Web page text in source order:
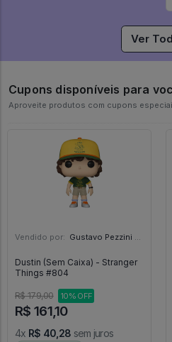
Ver
Cupons disponíveis para
Aproveite produtos com cupons
Vendido por: Gustavo Pezzini - MG
Dustin (Sem Caixa) - Stranger
Things #804
R$ 179,00 10% OFF
R$ 161,10
4x R$ 40,28 sem juros